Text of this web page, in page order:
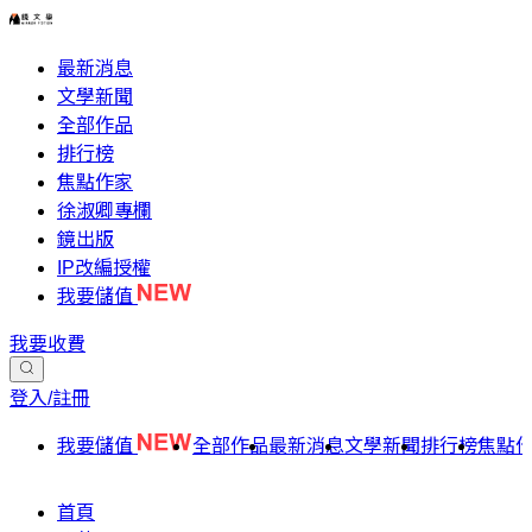
最新消息
文學新聞
全部作品
排行榜
焦點作家
徐淑卿專欄
鏡出版
IP改編授權
我要儲值
我要收費
登入/註冊
我要儲值 全部作品最新消息文學新聞排行榜焦點
首頁